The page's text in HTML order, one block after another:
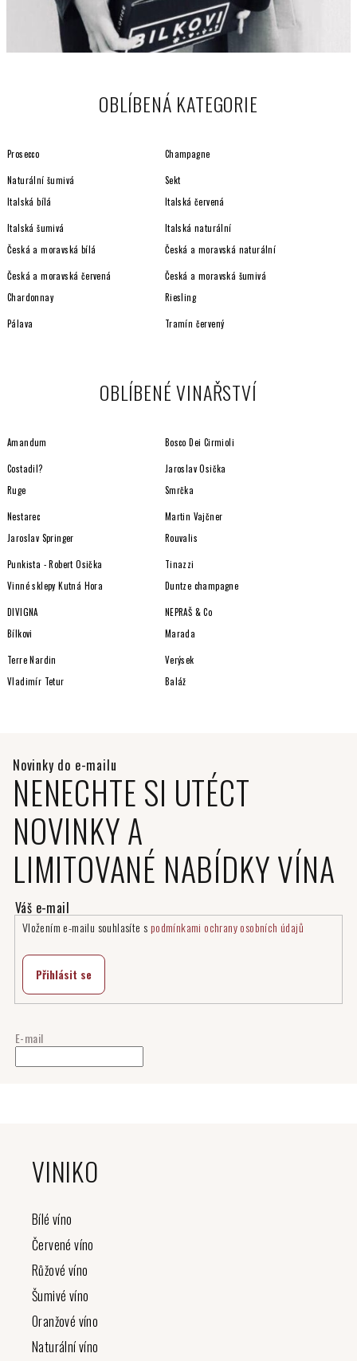
OBLÍBENÁ KATEGORIE
Prosecco Champagne
Naturální šumivá
Sekt
Italská bílá
Italská červená
Italská šumivá
Italská naturální
Česká a moravská bílá
Česká a moravská naturální
Česká a moravská červená
Česká a moravská šumivá
Chardonnay
Riesling
Pálava Tramín červený
OBLÍBENÉ VINAŘSTVÍ
Amandum Bosco Dei Cirmioli
Costadil?
Jaroslav Osička
Ruge
Smrčka
Nestarec
Martin Vajčner
Jaroslav Springer
Rouvalis
Punkista - Robert Osička
Tinazzi
Vinné sklepy Kutná Hora
Duntze champagne
DIVIGNA
NEPRAŠ & Co
Bílkovi
Marada
Terre Nardin
Verýsek
Vladimír Tetur
Baláž
NENECHTE SI UTÉCT
NOVINKY A
LIMITOVANÉ NABÍDKY VÍNA
E-mail
Vložením e-mailu souhlasíte s podmínkami ochrany osobních údajů
Přihlásit se
VINIKO
Bílé víno
Červené víno
Růžové víno
Šumivé víno
Oranžové víno
Naturální víno